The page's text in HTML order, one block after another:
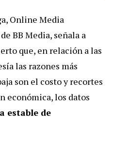
Online Media
BB Media, señala a
que, en relación a las
las razones más
son el costo y recortes
económica, los datos
estable de